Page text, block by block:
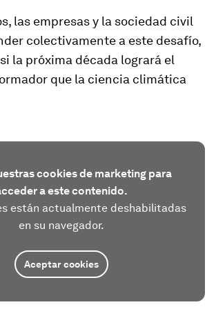
las empresas y la sociedad civil
colectivamente a este desafío,
la próxima década logrará el
que la ciencia climática
cookies de marketing para
a este contenido.
están actualmente deshabilitadas
en su navegador.
Aceptar cookies